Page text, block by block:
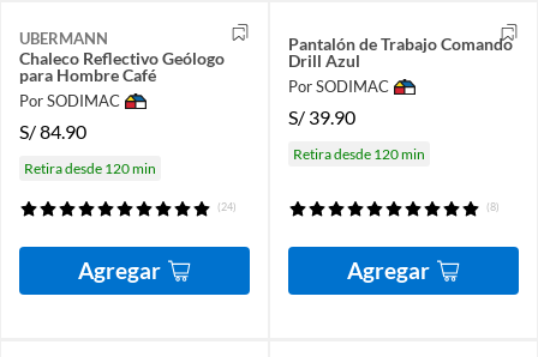
UBERMANN
Chaleco Reflectivo Geólogo
para Hombre Café
Por SODIMAC
S/84.90
Retira desde 120 min
(24)
Agregar
Pantalón de Trabajo Comando
Drill Azul
Por SODIMAC
S/ 39.90
Retira desde 120 min
(8)
Agregar